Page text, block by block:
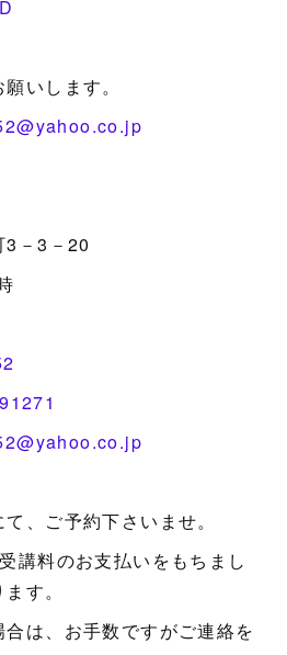
いします。
3－3－20
、ご予約下さいませ。
講料のお支払いをもちまし
す。
は、お手数ですがご連絡を